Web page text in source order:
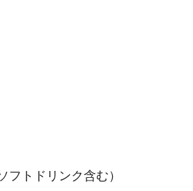
フトドリンク含む）